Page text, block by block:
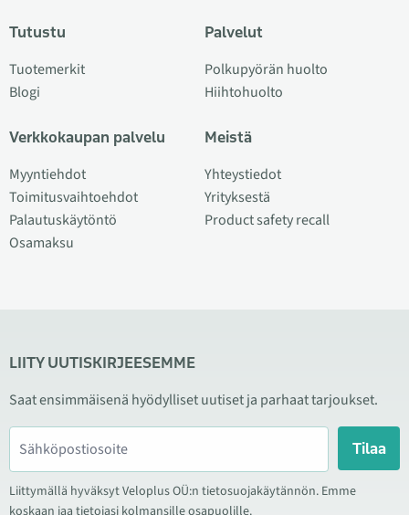
Tutustu
Tuotemerkit
Blogi
Verkkokaupan palvelu
Myyntiehdot
Toimitusvaihtoehdot
Palautuskäytöntö
Osamaksu
Palvelut
Polkupyörän huolto
Hiihtohuolto
Meistä
Yhteystiedot
Yrityksestä
Product safety recall
LIITY UUTISKIRJEESEMME
Saat ensimmäisenä hyödylliset uutiset ja parhaat tarjoukset.
Tilaa
Liittymällä hyväksyt Veloplus OÜ:n tietosuojakäytännön. Emme
koskaan jaa tietojasi kolmansille osapuolille.